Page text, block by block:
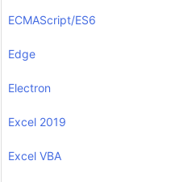
ECMAScript/ES6
Edge
Electron
Excel 2019
Excel VBA